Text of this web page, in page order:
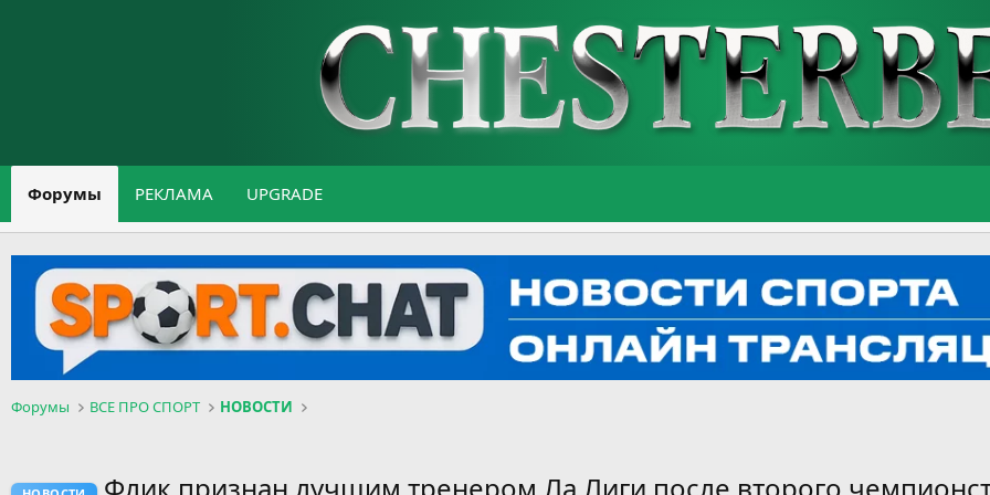
Форумы РЕКЛАМА UPGRADE
Форумы ВСЕ ПРО СПОРТ НОВОСТИ